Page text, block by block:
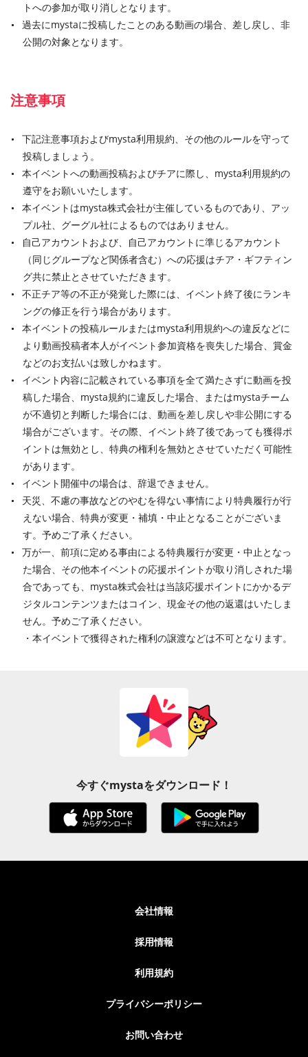
トへの参加が取り消しとなります。
過去にmystaに投稿したことのある動画の場合、差し戻し、非
公開の対象となります。
注意事項
下記注意事項およびmysta利用規約、その他のルールを守って
投稿しましょう。
本イベントへの動画投稿およびチアに際し、mysta利用規約の
遵守をお願いいたします。
本イベントはmysta株式会社が主催しているものであり、アッ
プル社、グーグル社によるものではありません。
自己アカウントおよび、自己アカウントに準じるアカウント
（同じグループなど関係者含む）への応援はチア・ギフティン
グ共に禁止とさせていただきます。
不正チア等の不正が発覚した際には、イベント終了後にランキ
ングの修正を行う場合があります。
本イベントの投稿ルールまたはmysta利用規約への違反などに
より動画投稿者本人がイベント参加資格を喪失した場合、賞金
などのお支払いは致しかねます。
イベント内容に記載されている事項を全て満たさずに動画を投
稿した場合、mysta規約に違反した場合、またはmystaチーム
が不適切と判断した場合には、動画を差し戻しや非公開にする
場合がございます。その際、イベント終了後であっても獲得ポ
イントは無効とし、特典の権利を無効とさせていただく可能性
があります。
イベント開催中の場合は、辞退できません。
天災、不慮の事故などのやむを得ない事情により特典履行が行
えない場合、特典が変更・補填・中止となることがございま
す。予めご了承ください。
万が一、前項に定める事由による特典履行が変更・中止となっ
た場合、その他本イベントの応援ポイントが取り消しされた場
合であっても、mysta株式会社は当該応援ポイントにかかるデ
ジタルコンテンツまたはコイン、現金その他の返還はいたしま
せん。予めご了承ください。
・本イベントで獲得された権利の譲渡などは不可となります。
今すぐmystaをダウンロード！
会社情報
採用情報
利用規約
プライバシーポリシー
お問い合わせ